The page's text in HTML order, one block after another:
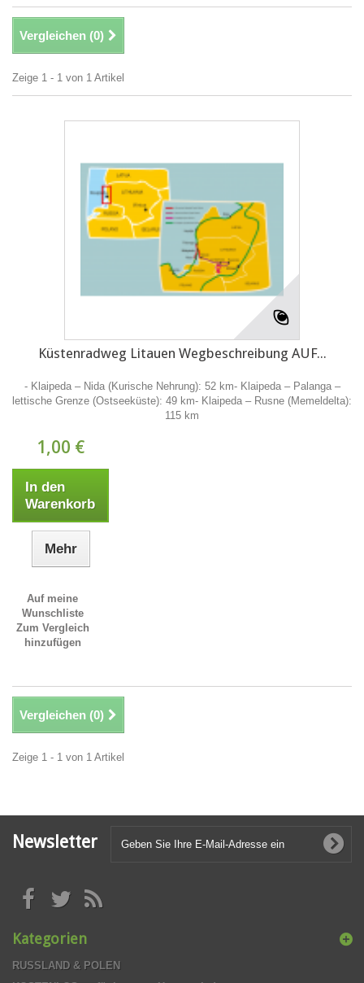
Vergleichen (0)
Zeige 1 - 1 von 1 Artikel
Küstenradweg Litauen Wegbeschreibung AUF...
- Klaipeda – Nida (Kurische Nehrung): 52 km- Klaipeda – Palanga –
lettische Grenze (Ostseeküste): 49 km- Klaipeda – Rusne (Memeldelta):
115 km
1,00 €
In den
Warenkorb
Mehr
Auf meine
Wunschliste
Zum Vergleich
hinzufügen
Vergleichen (0)
Zeige 1 - 1 von 1 Artikel
Newsletter
Kategorien
RUSSLAND & POLEN